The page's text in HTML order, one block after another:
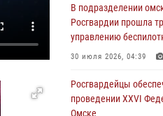
Победы» в Омске
29 июля 2026, 01:49
Росгвардейцы
28 июля 2026, 01:44
В подразделении
Росгвардии прошла
управлению
30 июля 2026, 04:39
Росгвардейцы
проведении XXVI
Омске